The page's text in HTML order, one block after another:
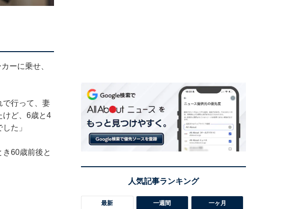
ーに乗せ、
で行って、妻
けど、6歳と4
た」
60歳前後と
最新 一週間 一ヶ月